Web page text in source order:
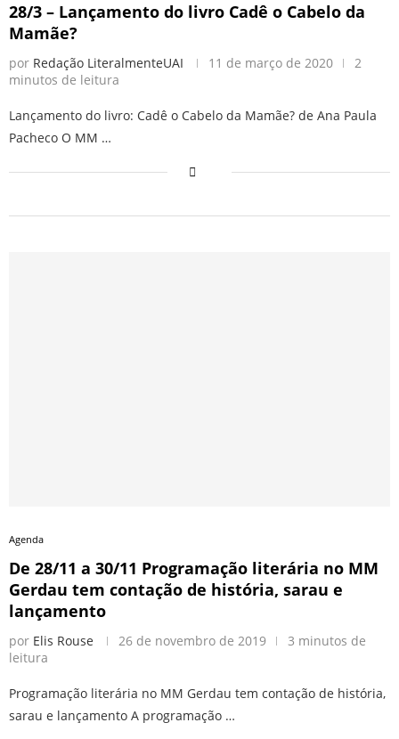
28/3 – Lançamento do livro Cadê o Cabelo da
Mamãe?
por Redação LiteralmenteUAI 11 de março de 2020
2
minutos de leitura
Lançamento do livro: Cadê o Cabelo da Mamãe? de Ana Paula
Pacheco O MM …
Agenda
De 28/11 a 30/11 Programação literária no MM
Gerdau tem contação de história, sarau e
lançamento
por Elis Rouse 26 de novembro de 2019
3 minutos de
leitura
Programação literária no MM Gerdau tem contação de história,
sarau e lançamento A programação …